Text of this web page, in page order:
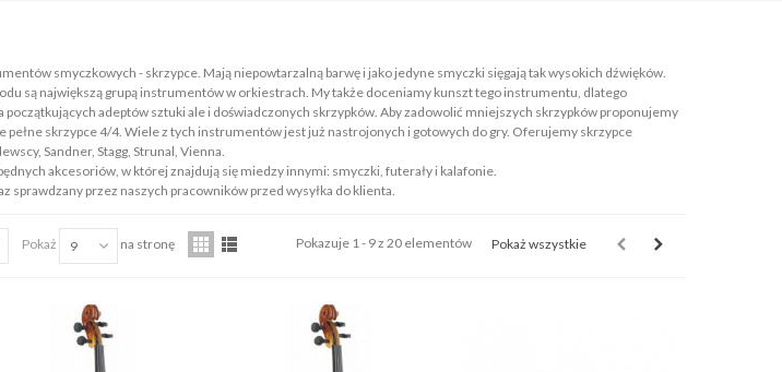
smyczkowych - skrzypce. Mają niepowtarzalną barwę i jako jedyne smyczki sięgają tak wysokich dźwięków.
są największą grupą instrumentów w orkiestrach. My także doceniamy kunszt tego instrumentu, dlatego
adeptów sztuki ale i doświadczonych skrzypków. Aby zadowolić mniejszych skrzypków proponujemy
pełne skrzypce 4/4. Wiele z tych instrumentów jest już nastrojonych i gotowych do gry. Oferujemy skrzypce
Sandner, Stagg, Strunal, Vienna.
akcesoriów, w której znajdują się miedzy innymi: smyczki, futerały i kalafonie.
sprawdzany przez naszych pracowników przed wysyłka do klienta.
Pokaż 9 na stronę Pokaż wszystkie
Pokazuje 1 - 9 z 20 elementów